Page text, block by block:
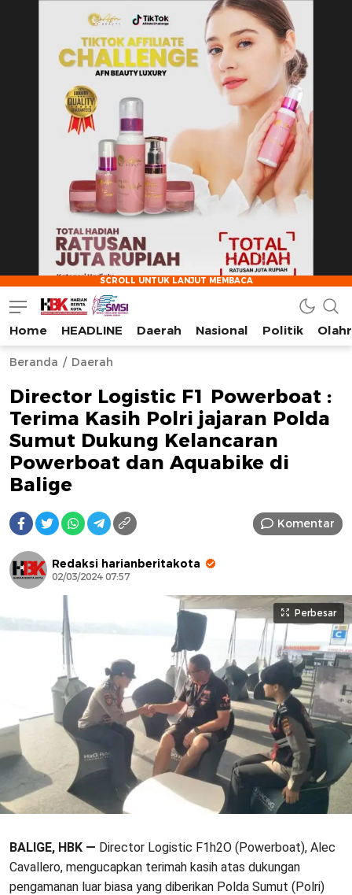
HarianBeritaKota
Mengabarkan Setiap Detil, Sudut, dan Cerita Kota
Home HEADLINE Daerah Nasional Politik
Beranda Daerah
Director Logistic F1 Powerboat :
Terima Kasih Polri jajaran Polda
Sumut Dukung Kelancaran
Powerboat dan Aquabike di
Balige
Komentar
Redaksi harianberitakota
02/03/2024 07:57
Perbesar
BALIGE, HBK — Director Logistic F1h2O (Powerboat), Alec
Cavallero, mengucapkan terimah kasih atas dukungan
pengamanan luar biasa yang diberikan Polda Sumut (Polri)